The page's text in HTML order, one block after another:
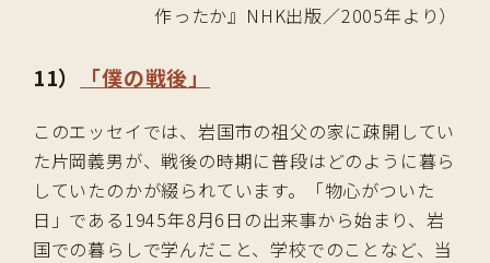
作ったか』NHK出版／2005年より）
11） 「僕の戦後」
このエッセイでは、岩国市の祖父の家に疎開してい
た片岡義男が、戦後の時期に普段はどのように暮ら
していたのかが綴られています。「物心がついた
日」である1945年8月6日の出来事から始まり、岩
国での暮らしで学んだこと、学校でのことなど、当